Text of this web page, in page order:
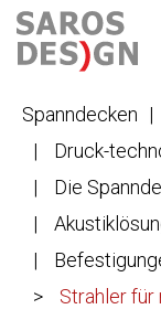
Zum
Inhalt
springen
Spanndecken
Druck-
Die
Strahler